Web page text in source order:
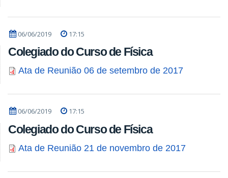
06/06/2019 17:15
Colegiado do Curso de Física
Ata de Reunião 06 de setembro de 2017
06/06/2019 17:15
Colegiado do Curso de Física
Ata de Reunião 21 de novembro de 2017